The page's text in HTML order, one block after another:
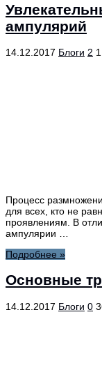
ампулярий
14.12.2017 Блоги 2
Процесс
для всех, кто не
проявлениям. В
ампулярии …
Подробнее »
Основные
14.12.2017 Блоги 0